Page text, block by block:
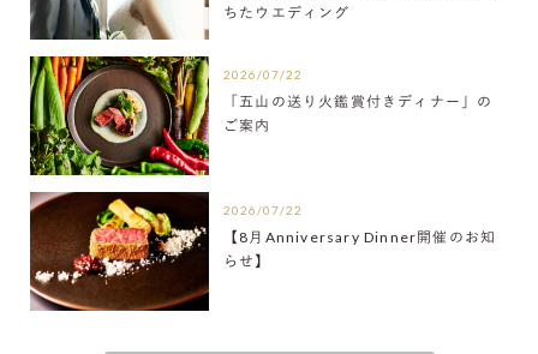
ちたウエディング
2026/07/22
「五山の送り火鑑賞付きディナー」の
ご案内
2026/07/22
【8月Anniversary Dinner開催のお知
らせ】